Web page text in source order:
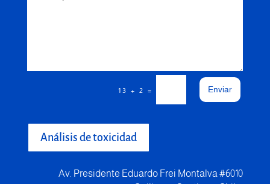
13 + 2 = Enviar
Análisis de toxicidad
Av. Presidente Eduardo Frei Montalva #6010